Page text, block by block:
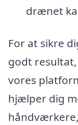
drænet
For at sikre
godt
vores
hjælper dig